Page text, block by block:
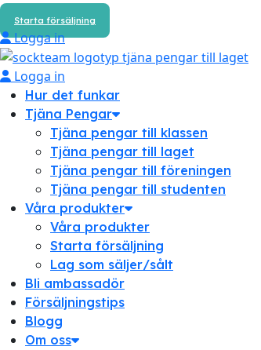
Starta försäljning
Logga in
Logga in
Hur det funkar
Tjäna Pengar
Tjäna pengar till klassen
Tjäna pengar till laget
Tjäna pengar till föreningen
Tjäna pengar till studenten
Våra produkter
Våra produkter
Starta försäljning
Lag som säljer/sålt
Bli ambassadör
Försäljningstips
Blogg
Om oss